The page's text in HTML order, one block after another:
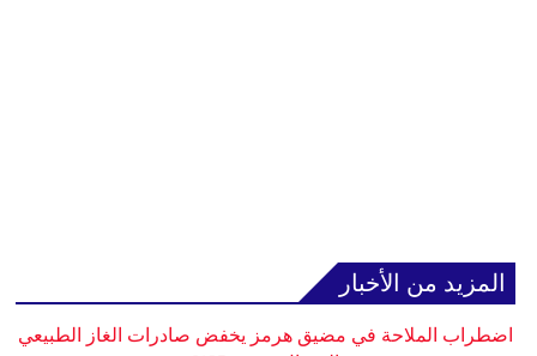
المزيد من الأخبار
اضطراب الملاحة في مضيق هرمز يخفض صادرات الغاز الطبيعي